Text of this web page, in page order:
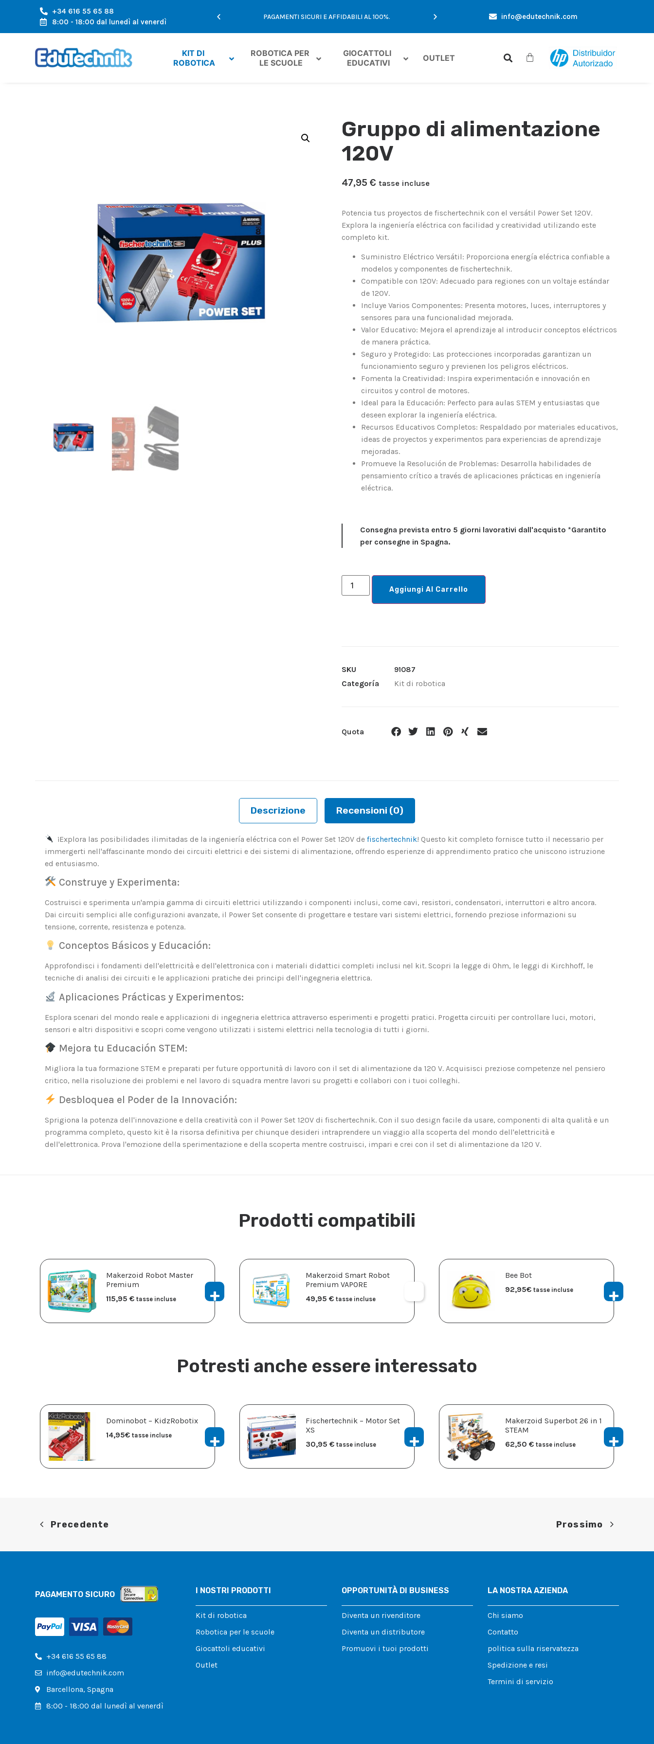
+34 616 55 65 88
8:00 - 18:00 dal lunedì al venerdì
EUROPEA SPEDIZIONE VELOCE, ARRIVO VELOCE PAGAMENTI SICURI E AFFIDABILI AL 100%. OFFERTE ESCLUSIVE SOLO PER TE
info@edutechnik.com
KIT DI
ROBOTICA
ROBOTICA PER
LE SCUOLE
GIOCATTOLI
EDUCATIVI
OUTLET
Gruppo di alimentazione
120V
47,95 € tasse incluse
Potencia tus proyectos de fischertechnik con el versátil Power Set 120V.
Explora la ingeniería eléctrica con facilidad y creatividad utilizando este
completo kit.
Suministro Eléctrico Versátil: Proporciona energía eléctrica confiable a
modelos y componentes de fischertechnik.
Compatible con 120V: Adecuado para regiones con un voltaje estándar
de 120V.
Incluye Varios Componentes: Presenta motores, luces, interruptores y
sensores para una funcionalidad mejorada.
Valor Educativo: Mejora el aprendizaje al introducir conceptos eléctricos
de manera práctica.
Seguro y Protegido: Las protecciones incorporadas garantizan un
funcionamiento seguro y previenen los peligros eléctricos.
Fomenta la Creatividad: Inspira experimentación e innovación en
circuitos y control de motores.
Ideal para la Educación: Perfecto para aulas STEM y entusiastas que
deseen explorar la ingeniería eléctrica.
Recursos Educativos Completos: Respaldado por materiales educativos,
ideas de proyectos y experimentos para experiencias de aprendizaje
mejoradas.
Promueve la Resolución de Problemas: Desarrolla habilidades de
pensamiento crítico a través de aplicaciones prácticas en ingeniería
eléctrica.
Consegna prevista entro 5 giorni lavorativi dall'acquisto *Garantito
per consegne in Spagna.
Aggiungi Al Carrello
SKU
91087
Categoría
Kit di robotica
Quota
Descrizione Recensioni (0)
¡Explora las posibilidades ilimitadas de la ingeniería eléctrica con el Power Set 120V defischertechnik! Questo kit completo fornisce tutto il necessario per
immergerti nell'affascinante mondo dei circuiti elettrici e dei sistemi di alimentazione, offrendo esperienze di apprendimento pratico che uniscono istruzione
ed entusiasmo.
Construye y Experimenta:
Costruisci e sperimenta un'ampia gamma di circuiti elettrici utilizzando i componenti inclusi, come cavi, resistori, condensatori, interruttori e altro ancora.
Dai circuiti semplici alle configurazioni avanzate, il Power Set consente di progettare e testare vari sistemi elettrici, fornendo preziose informazioni su
tensione, corrente, resistenza e potenza.
Conceptos Básicos y Educación:
Approfondisci i fondamenti dell'elettricità e dell'elettronica con i materiali didattici completi inclusi nel kit. Scopri la legge di Ohm, le leggi di Kirchhoff, le
tecniche di analisi dei circuiti e le applicazioni pratiche dei principi dell'ingegneria elettrica.
Aplicaciones Prácticas y Experimentos:
Esplora scenari del mondo reale e applicazioni di ingegneria elettrica attraverso esperimenti e progetti pratici. Progetta circuiti per controllare luci, motori,
sensori e altri dispositivi e scopri come vengono utilizzati i sistemi elettrici nella tecnologia di tutti i giorni.
Mejora tu Educación STEM:
Migliora la tua formazione STEM e preparati per future opportunità di lavoro con il set di alimentazione da 120 V. Acquisisci preziose competenze nel pensiero
critico, nella risoluzione dei problemi e nel lavoro di squadra mentre lavori su progetti e collabori con i tuoi colleghi.
Desbloquea el Poder de la Innovación:
Sprigiona la potenza dell'innovazione e della creatività con il Power Set 120V di fischertechnik. Con il suo design facile da usare, componenti di alta qualità e un
programma completo, questo kit è la risorsa definitiva per chiunque desideri intraprendere un viaggio alla scoperta del mondo dell'elettricità e
dell'elettronica. Prova l'emozione della sperimentazione e della scoperta mentre costruisci, impari e crei con il set di alimentazione da 120 V.
Prodotti compatibili
Makerzoid Robot Master
Premium
115,95 € tasse incluse
Makerzoid Smart Robot
Premium VAPORE
49,95 € tasse incluse
Bee Bot
92,95€ tasse incluse
Potresti anche essere interessato
Dominobot – KidzRobotix
14,95€ tasse incluse
Fischertechnik – Motor Set
XS
30,95 € tasse incluse
Makerzoid Superbot 26 in 1
STEAM
62,50 € tasse incluse
Precedente Prossimo
PAGAMENTO SICURO
+34 616 55 65 88
info@edutechnik.com
Barcellona, ​​Spagna
8:00 - 18:00 dal lunedì al venerdì
I NOSTRI PRODOTTI
Kit di robotica
Robotica per le scuole
Giocattoli educativi
Outlet
OPPORTUNITÀ DI BUSINESS
Diventa un rivenditore
Diventa un distributore
Promuovi i tuoi prodotti
LA NOSTRA AZIENDA
Chi siamo
Contatto
politica sulla riservatezza
Spedizione e resi
Termini di servizio